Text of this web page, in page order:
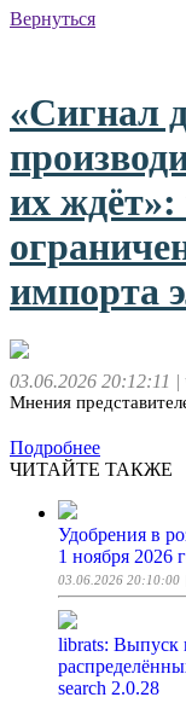
Вернуться
«Сигнал
их
импорта
03.06.2026 20:12:11 |
Мнения
Подробнее
ЧИТАЙТЕ ТАКЖЕ
Удобрения в
1 ноября 2026
03.06.2026 20:10:00
librats: Выпуск
search 2.0.28